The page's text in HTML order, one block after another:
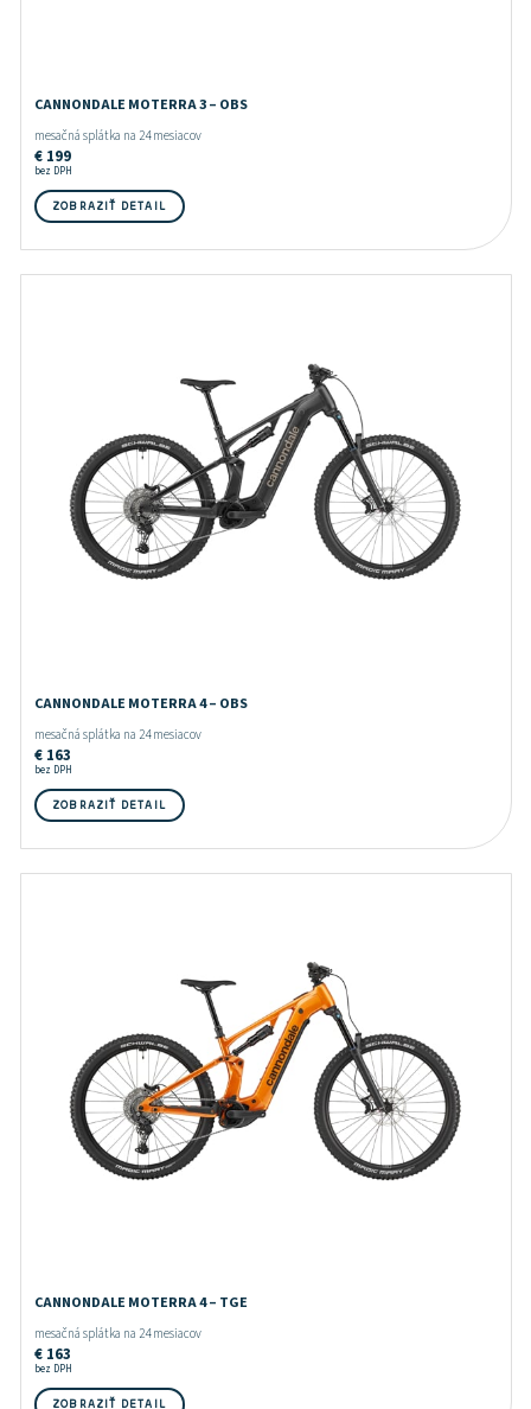
CANNONDALE MOTERRA 3 – OBS
mesačná splátka na 24 mesiacov
€199
bez DPH
ZOBRAZIŤ DETAIL
CANNONDALE MOTERRA 4 – OBS
mesačná splátka na 24 mesiacov
€163
bez DPH
ZOBRAZIŤ DETAIL
CANNONDALE MOTERRA 4 – TGE
mesačná splátka na 24 mesiacov
€163
bez DPH
ZOBRAZIŤ DETAIL